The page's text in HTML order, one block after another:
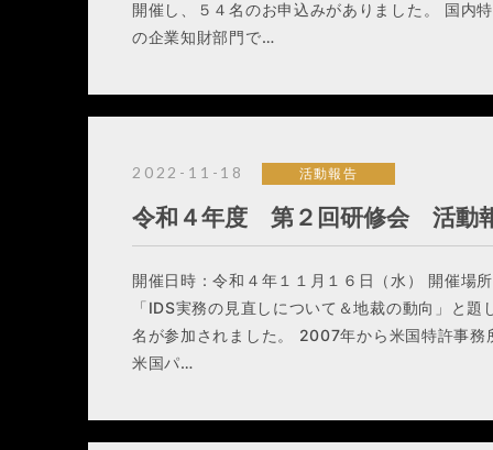
開催し、５４名のお申込みがありました。 国内
の企業知財部門で…
2022-11-18 活動報告
令和４年度 第２回研修会 活動
開催日時：令和４年１１月１６日（水） 開催場
「IDS実務の見直しについて＆地裁の動向」と
名が参加されました。 2007年から米国特許事
米国パ…